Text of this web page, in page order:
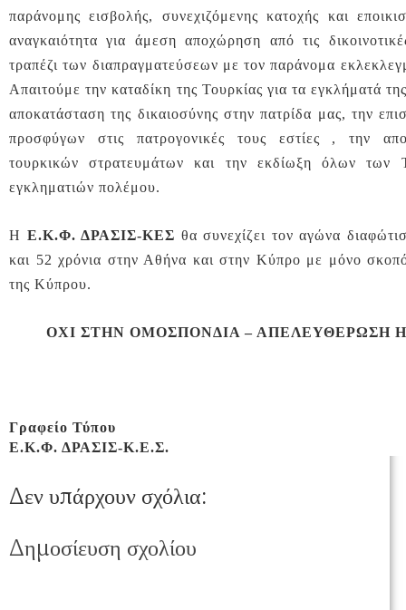
παράνομης εισβολής, συνεχιζόμενης κατοχής και
αναγκαιότητα για άμεση αποχώρηση από τις
τραπέζι των διαπραγματεύσεων με τον παράνομα
Απαιτούμε την καταδίκη της Τουρκίας για τα εγκλήματά
αποκατάσταση της δικαιοσύνης στην πατρίδα μας, την
προσφύγων στις πατρογονικές τους εστίες , την
τουρκικών στρατευμάτων και την εκδίωξη όλων των
εγκληματιών πολέμου.
Η Ε.Κ.Φ. ΔΡΑΣΙΣ-ΚΕΣ θα συνεχίζει τον αγώνα
και 52 χρόνια στην Αθήνα και στην Κύπρο με μόνο
της Κύπρου.
ΟΧΙ ΣΤΗΝ ΟΜΟΣΠΟΝΔΙΑ – ΑΠΕΛΕΥΘΕΡΩΣΗ
Γραφείο Τύπου
Ε.Κ.Φ. ΔΡΑΣΙΣ-Κ.Ε.Σ.
Δεν υπάρχουν σχόλια:
Δημοσίευση σχολίου